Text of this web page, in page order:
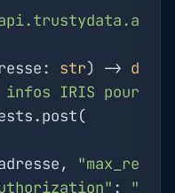
str) -> dict
IRIS pour
: